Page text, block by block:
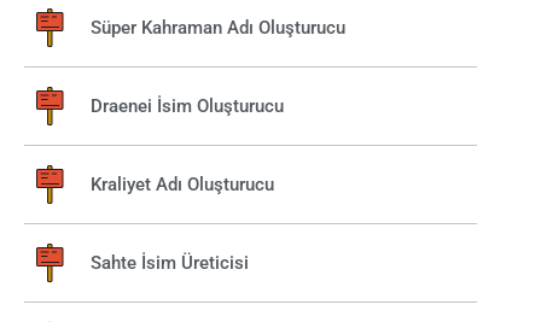
Süper Kahraman Adı Oluşturucu
Draenei İsim Oluşturucu
Kraliyet Adı Oluşturucu
Sahte İsim Üreticisi